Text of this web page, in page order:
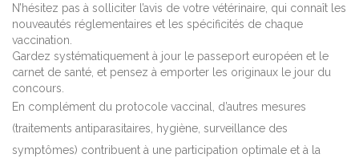
N’hésitez pas à solliciter l’avis de votre vétérinaire, qui connaît les
nouveautés réglementaires et les spécificités de chaque
vaccination.
Gardez systématiquement à jour le passeport européen et le
carnet de santé, et pensez à emporter les originaux le jour du
concours.
En complément du protocole vaccinal, d’autres mesures
(traitements antiparasitaires, hygiène, surveillance des
symptômes) contribuent à une participation optimale et à la